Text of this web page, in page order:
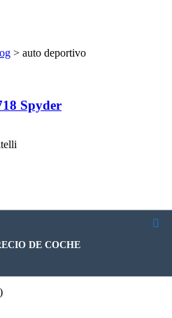
> auto deportivo
Spyder
DE COCHE